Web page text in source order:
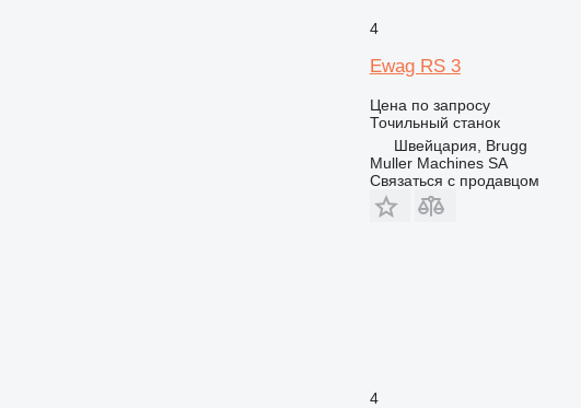
4
Ewag RS 3
Цена по запросу
Точильный станок
Швейцария, Brugg
Muller Machines SA
Связаться с продавцом
4